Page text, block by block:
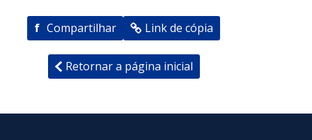
f Compartilhar Link de cópia
Retornar a página inicial